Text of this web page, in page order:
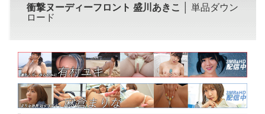
衝撃ヌーディーフロント 盛川あきこ │ 単品ダウン
ロード